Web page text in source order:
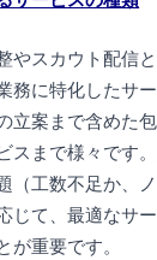
やスカウト配信
務に特化したサ
立案まで含めた
スまで様々です
（工数不足か、
じて、最適なサ
が重要です。